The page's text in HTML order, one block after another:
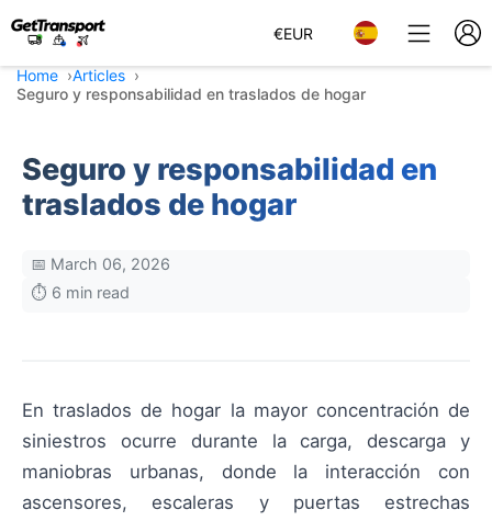
€EUR
Home
Articles
Seguro y responsabilidad en traslados de hogar
Seguro y responsabilidad en
traslados de hogar
📅 March 06, 2026
⏱️ 6 min read
En traslados de hogar la mayor concentración de
siniestros ocurre durante la carga, descarga y
maniobras urbanas, donde la interacción con
ascensores, escaleras y puertas estrechas